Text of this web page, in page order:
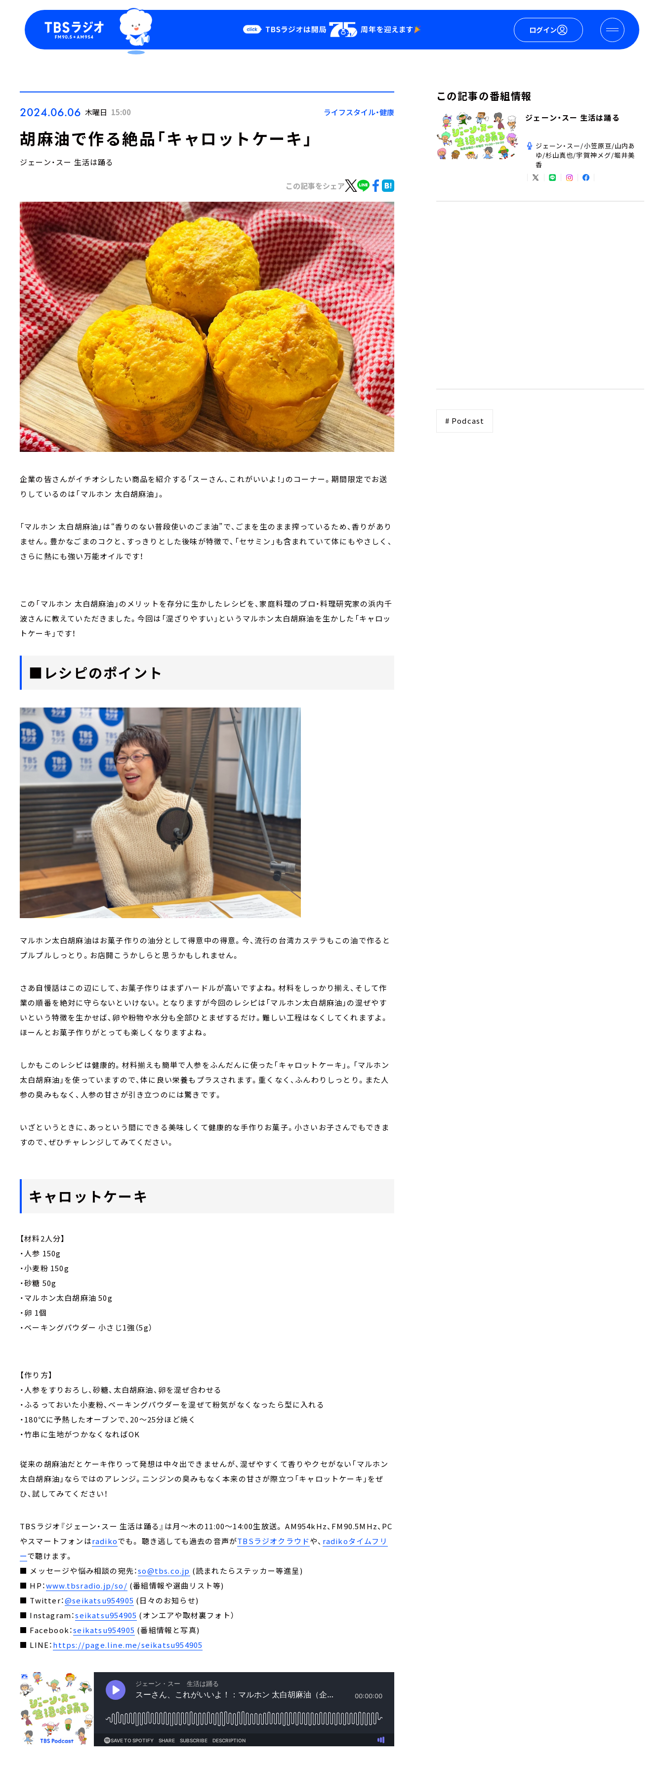
ログイン
Podcast
YouTube
会社情報
2024.06.06 木曜日 15:00 ライフスタイル・健康
胡麻油で作る絶品「キャロットケーキ」
ジェーン・スー 生活は踊る
この記事をシェア
企業の皆さんがイチオシしたい商品を紹介する「スーさん、これがいいよ！」のコーナー。期間限定でお送
りしているのは「マルホン 太白胡麻油」。
「マルホン 太白胡麻油」は“香りのない普段使いのごま油”で、ごまを生のまま搾っているため、香りがあり
ません。豊かなごまのコクと、すっきりとした後味が特徴で、「セサミン」も含まれていて体にもやさしく、
さらに熱にも強い万能オイルです！
この「マルホン 太白胡麻油」のメリットを存分に生かしたレシピを、家庭料理のプロ・料理研究家の浜内千
波さんに教えていただきました。今回は「混ざりやすい」というマルホン太白胡麻油を生かした「キャロッ
トケーキ」です！
■レシピのポイント
マルホン太白胡麻油はお菓子作りの油分として得意中の得意。今、流行の台湾カステラもこの油で作ると
プルプルしっとり。お店開こうかしらと思うかもしれません。
さあ自慢話はこの辺にして、お菓子作りはまずハードルが高いですよね。材料をしっかり揃え、そして作
業の順番を絶対に守らないといけない。となりますが今回のレシピは「マルホン太白胡麻油」の混ぜやす
いという特徴を生かせば、卵や粉物や水分も全部ひとまぜするだけ。難しい工程はなくしてくれますよ。
ほーんとお菓子作りがとっても楽しくなりますよね。
しかもこのレシピは健康的。材料揃えも簡単で人参をふんだんに使った「キャロットケーキ」。「マルホン
太白胡麻油」を使っていますので、体に良い栄養もプラスされます。重くなく、ふんわりしっとり。また人
参の臭みもなく、人参の甘さが引き立つのには驚きです。
いざというときに、あっという間にできる美味しくて健康的な手作りお菓子。小さいお子さんでもできま
すので、ぜひチャレンジしてみてください。
キャロットケーキ
【材料2人分】
・人参 150g
・小麦粉 150g
・砂糖 50g
・マルホン太白胡麻油 50g
・卵 1個
・ベーキングパウダー 小さじ1強（5g）
【作り方】
・人参をすりおろし、砂糖、太白胡麻油、卵を混ぜ合わせる
・ふるっておいた小麦粉、ベーキングパウダーを混ぜて粉気がなくなったら型に入れる
・180℃に予熱したオーブンで、20～25分ほど焼く
・竹串に生地がつかなくなればOK
従来の胡麻油だとケーキ作りって発想は中々出できませんが、混ぜやすくて香りやクセがない「マルホン
太白胡麻油」ならではのアレンジ。ニンジンの臭みもなく本来の甘さが際立つ「キャロットケーキ」をぜ
ひ、試してみてください！
TBSラジオ『ジェーン・スー 生活は踊る』は月～木の11:00～14:00生放送。 AM954kHz、FM90.5MHz、PC
やスマートフォンはradikoでも。 聴き逃しても過去の音声がTBSラジオクラウドや、 radikoタイムフリ
ーで聴けます。
■ メッセージや悩み相談の宛先：so@tbs.co.jp (読まれたらステッカー等進呈)
■ HP：www.tbsradio.jp/so/ (番組情報や選曲リスト等)
■ Twitter：@seikatsu954905 (日々のお知らせ)
■ Instagram：seikatsu954905 (オンエアや取材裏フォト）
■ Facebook：seikatsu954905 (番組情報と写真)
■ LINE：https://page.line.me/seikatsu954905
この記事の番組情報
ジェーン・スー 生活は踊る
ジェーン・スー/小笠原亘/山内あ
ゆ/杉山真也/宇賀神メグ/堀井美
香
# Podcast